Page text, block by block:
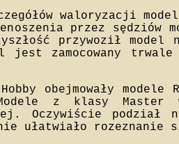
waloryzacji
przez sędziów
przywoził
jest zamocowany
obejmowały
z klasy Master
Oczywiście podział
ułatwiało rozeznanie